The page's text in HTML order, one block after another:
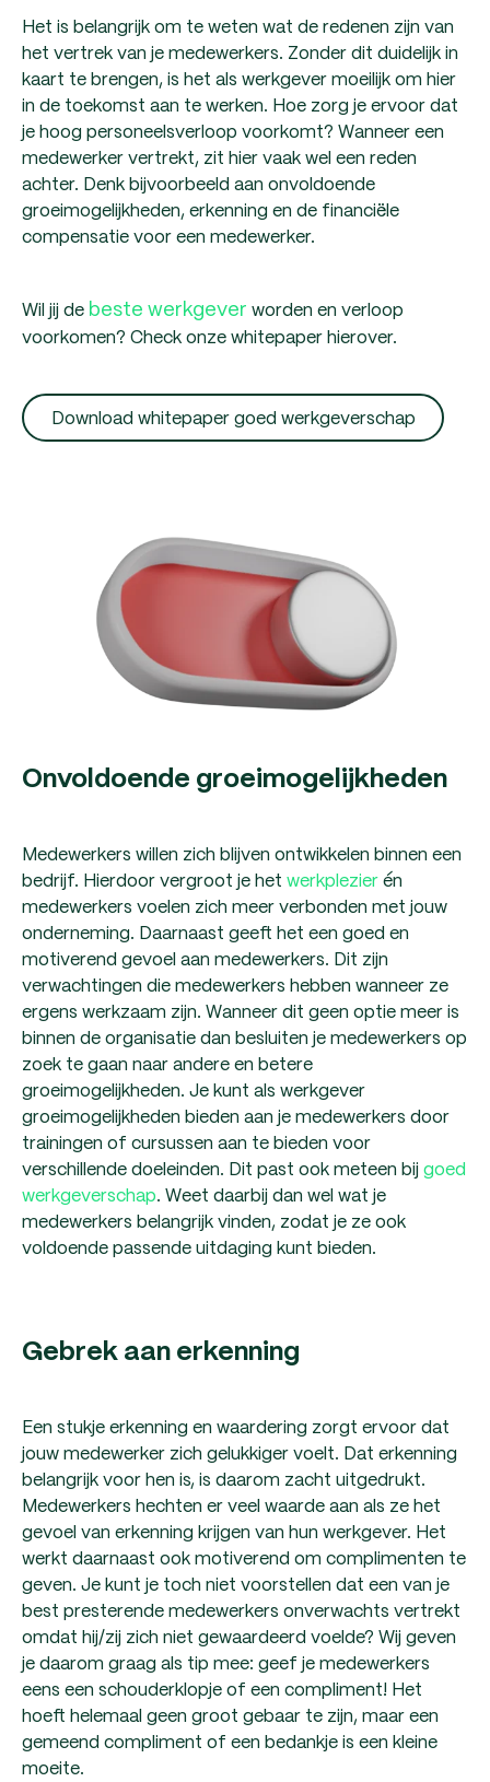
Het is belangrijk om te weten wat de redenen zijn van
het vertrek van je medewerkers. Zonder dit duidelijk in
kaart te brengen, is het als werkgever moeilijk om hier
in de toekomst aan te werken. Hoe zorg je ervoor dat
je hoog personeelsverloop voorkomt? Wanneer een
medewerker vertrekt, zit hier vaak wel een reden
achter. Denk bijvoorbeeld aan onvoldoende
groeimogelijkheden, erkenning en de financiële
compensatie voor een medewerker.
Wil jij de beste werkgever worden en verloop
voorkomen? Check onze whitepaper hierover.
Download whitepaper goed werkgeverschap
Onvoldoende groeimogelijkheden
Medewerkers willen zich blijven ontwikkelen binnen een
bedrijf. Hierdoor vergroot je het werkplezierén
medewerkers voelen zich meer verbonden met jouw
onderneming. Daarnaast geeft het een goed en
motiverend gevoel aan medewerkers. Dit zijn
verwachtingen die medewerkers hebben wanneer ze
ergens werkzaam zijn. Wanneer dit geen optie meer is
binnen de organisatie dan besluiten je medewerkers op
zoek te gaan naar andere en betere
groeimogelijkheden. Je kunt als werkgever
groeimogelijkheden bieden aan je medewerkers door
trainingen of cursussen aan te bieden voor
verschillende doeleinden. Dit past ook meteen bij goed
werkgeverschap. Weet daarbij dan wel wat je
medewerkers belangrijk vinden, zodat je ze ook
voldoende passende uitdaging kunt bieden.
Gebrek aan erkenning
Een stukje erkenning en waardering zorgt ervoor dat
jouw medewerker zich gelukkiger voelt. Dat erkenning
belangrijk voor hen is, is daarom zacht uitgedrukt.
Medewerkers hechten er veel waarde aan als ze het
gevoel van erkenning krijgen van hun werkgever. Het
werkt daarnaast ook motiverend om complimenten te
geven. Je kunt je toch niet voorstellen dat een van je
best presterende medewerkers onverwachts vertrekt
omdat hij/zij zich niet gewaardeerd voelde? Wij geven
je daarom graag als tip mee: geef je medewerkers
eens een schouderklopje of een compliment! Het
hoeft helemaal geen groot gebaar te zijn, maar een
gemeend compliment of een bedankje is een kleine
moeite.